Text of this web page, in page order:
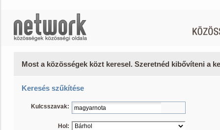
Most a közösségek közt keresel. Szeretnéd kibővíteni a
Keresés szűkítése
Kulcsszavak:
Hol: